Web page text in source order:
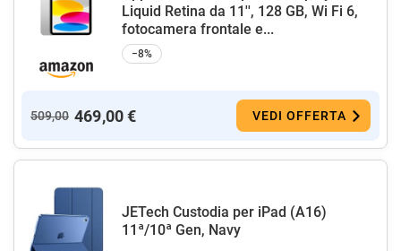
Liquid Retina da 11'', 128 GB, Wi Fi 6,
fotocamera frontale e...
−8%
509,00 469,00 € VEDI OFFERTA
JETech Custodia per iPad (A16)
11ª/10ª Gen, Navy